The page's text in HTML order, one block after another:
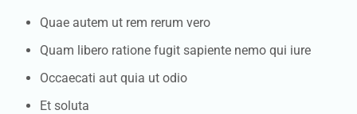
Quae autem ut rem rerum vero
Quam libero ratione fugit sapiente nemo qui iure
Occaecati aut quia ut odio
Et soluta